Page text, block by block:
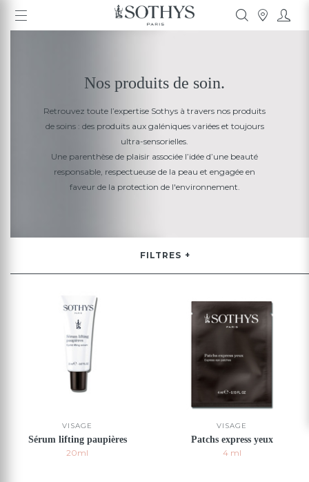
Nos produits de soin.
Retrouvez toute l’expertise Sothys à travers nos produits
de soins : des produits aux galéniques variées et toujours
ultra-sensorielles.
Une parenthèse de plaisir associée l’idée d’une beauté
responsable, respectueuse de la peau et engagée en
faveur de la protection de l'environnement.
FILTRES
VISAGE
Sérum lifting paupières
20ml
VISAGE
Patchs express yeux
4 ml